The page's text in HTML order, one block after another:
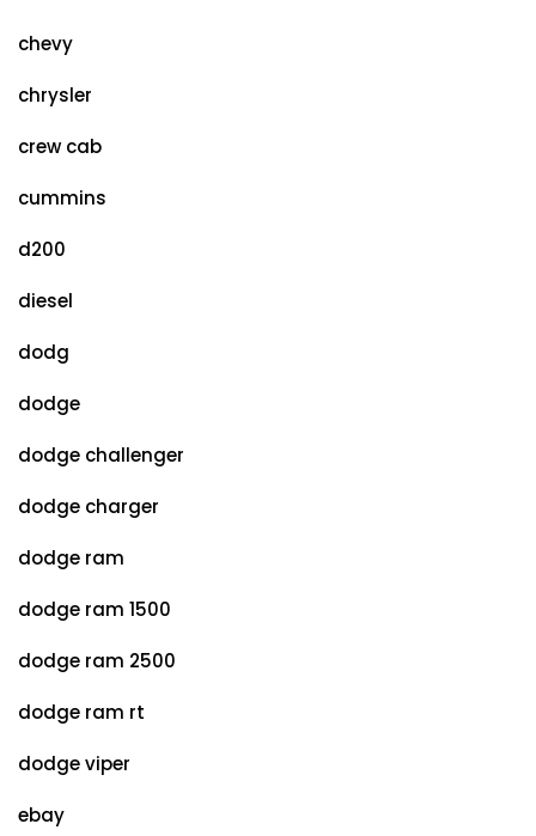
chevy
chrysler
crew cab
cummins
d200
diesel
dodg
dodge
dodge challenger
dodge charger
dodge ram
dodge ram 1500
dodge ram 2500
dodge ram rt
dodge viper
ebay